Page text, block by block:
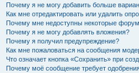
Почему я не могу добавить больше
Как мне отредактировать или удалить
Почему мне недоступны некоторые
Почему я не могу добавлять вложения?
Почему я получил предупреждение?
Как мне пожаловаться на сообщения
Что означает кнопка «Сохранить» при
Почему моё сообщение требует